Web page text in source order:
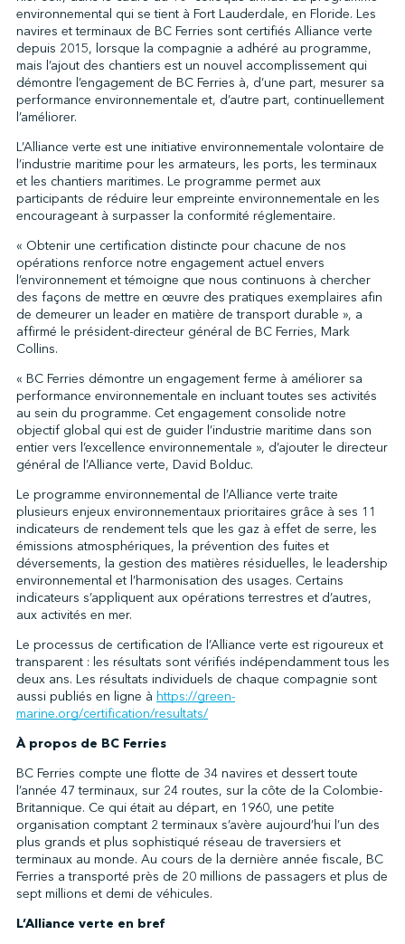
↩︎
environnemental qui se tient à Fort Lauderdale, en Floride. Les
navires et terminaux de BC Ferries sont certifiés Alliance verte
depuis 2015, lorsque la compagnie a adhéré au programme,
mais l’ajout des chantiers est un nouvel accomplissement qui
démontre l’engagement de BC Ferries à, d’une part, mesurer sa
performance environnementale et, d’autre part, continuellement
l’améliorer.
L’Alliance verte est une initiative environnementale volontaire de
l’industrie maritime pour les armateurs, les ports, les terminaux
et les chantiers maritimes. Le programme permet aux
participants de réduire leur empreinte environnementale en les
encourageant à surpasser la conformité réglementaire.
« Obtenir une certification distincte pour chacune de nos
opérations renforce notre engagement actuel envers
l’environnement et témoigne que nous continuons à chercher
des façons de mettre en œuvre des pratiques exemplaires afin
de demeurer un leader en matière de transport durable », a
affirmé le président-directeur général de BC Ferries, Mark
Collins.
« BC Ferries démontre un engagement ferme à améliorer sa
performance environnementale en incluant toutes ses activités
au sein du programme. Cet engagement consolide notre
objectif global qui est de guider l’industrie maritime dans son
entier vers l’excellence environnementale », d’ajouter le directeur
général de l’Alliance verte, David Bolduc.
Le programme environnemental de l’Alliance verte traite
plusieurs enjeux environnementaux prioritaires grâce à ses 11
indicateurs de rendement tels que les gaz à effet de serre, les
émissions atmosphériques, la prévention des fuites et
déversements, la gestion des matières résiduelles, le leadership
environnemental et l’harmonisation des usages. Certains
indicateurs s’appliquent aux opérations terrestres et d’autres,
aux activités en mer.
Le processus de certification de l’Alliance verte est rigoureux et
transparent : les résultats sont vérifiés indépendamment tous les
deux ans. Les résultats individuels de chaque compagnie sont
aussi publiés en ligne à https://green-
marine.org/certification/resultats/
À propos de BC Ferries
BC Ferries compte une flotte de 34 navires et dessert toute
l’année 47 terminaux, sur 24 routes, sur la côte de la Colombie-
Britannique. Ce qui était au départ, en 1960, une petite
organisation comptant 2 terminaux s’avère aujourd’hui l’un des
plus grands et plus sophistiqué réseau de traversiers et
terminaux au monde. Au cours de la dernière année fiscale, BC
Ferries a transporté près de 20 millions de passagers et plus de
sept millions et demi de véhicules.
L’Alliance verte en bref